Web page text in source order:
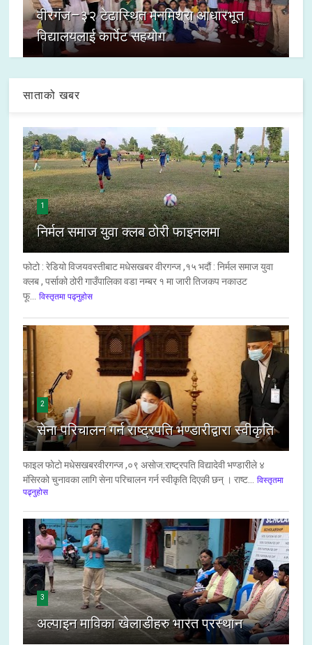
वीरगंज–३२ टेढास्थित मनमिश्रा आधारभूत
विद्यालयलाई कार्पेट सहयोग
साताको खबर
1
निर्मल समाज युवा क्लब ठोरी फाइनलमा
फोटो : रेडियो विजयवस्तीबाट मधेसखबर वीरगन्ज ,१५ भदौं : निर्मल समाज युवा
क्लब , पर्साको ठोरी गाउँपालिका वडा नम्बर १ मा जारी तिजकप नकाउट
फू...
विस्तृतमा पढ्नुहोस
2
सेना परिचालन गर्न राष्ट्रपति भण्डारीद्वारा स्वीकृति
फाइल फाेटाे मधेसखबरवीरगन्ज ,०९ असाेज:राष्ट्रपति विद्यादेवी भण्डारीले ४
मंसिरको चुनावका लागि सेना परिचालन गर्न स्वीकृति दिएकी छन् । राष्ट...
विस्तृतमा
पढ्नुहोस
3
अल्पाइन माविका खेलाडीहरु भारत प्रस्थान